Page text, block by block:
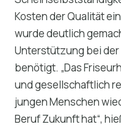
Kosten der Qualität
wurde deutlich
Unterstützung bei
benötigt. „Das
und gesellschaftlich
jungen Menschen
Beruf Zukunft hat“,